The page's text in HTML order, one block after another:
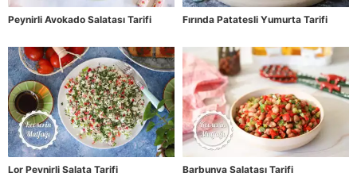
Peynirli Avokado Salatası Tarifi Fırında Patatesli Yumurta Tarifi
Lor Peynirli Salata Tarifi Barbunya Salatası Tarifi